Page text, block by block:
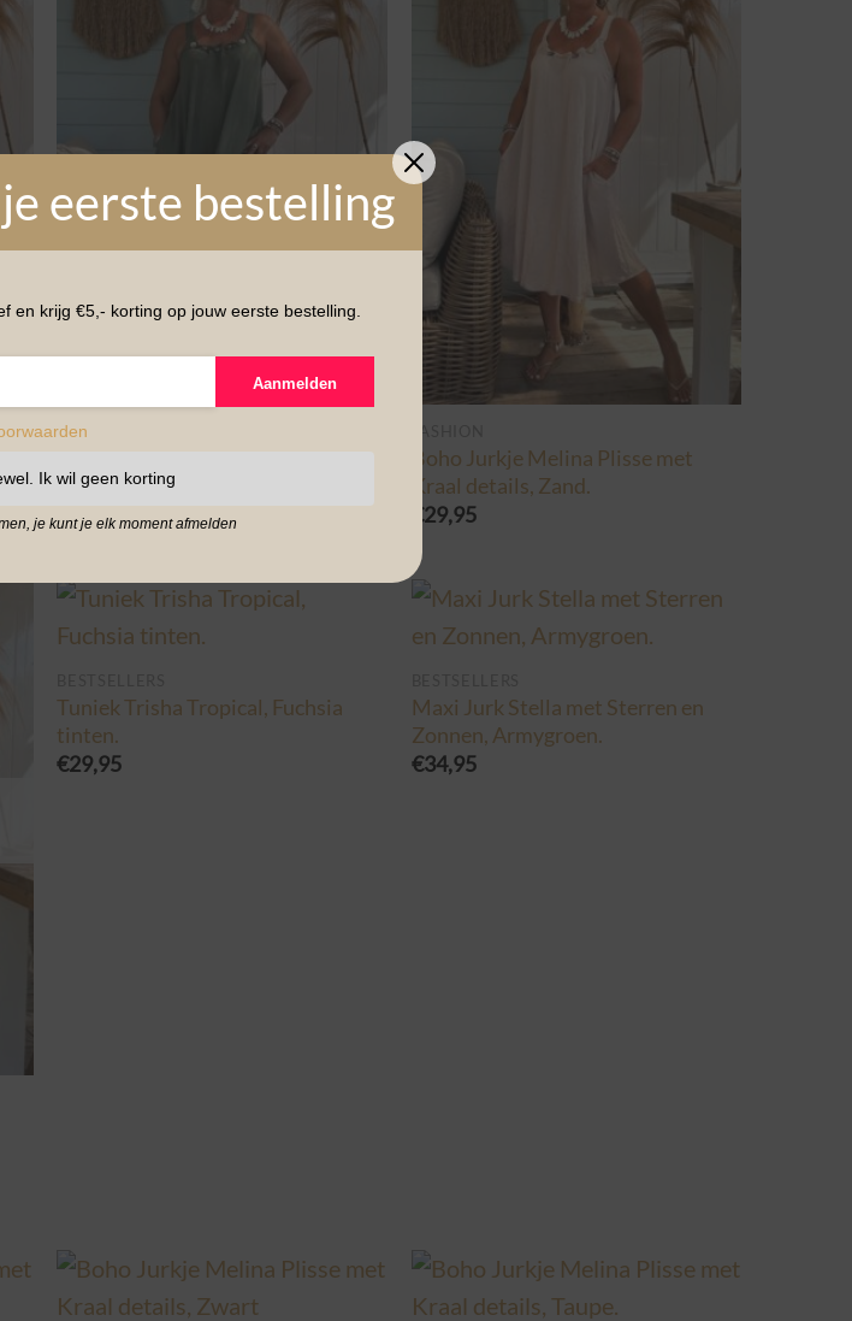
FASHION
Boho Jurkje Melina Plisse met
Kraal details, Army.
€29,95
Boho Jurkje Melina Plisse met
Kraal details, Zand.
€29,95
Tuniek Trisha Tropical, Fuchsia
tinten.
€29,95
Maxi Jurk Stella met Sterren en
Zonnen, Armygroen.
€34,95
eerste bestelling
en krijg €5,- korting op jouw eerste bestelling.
Aanmelden
Ik wil geen korting
je kunt je elk moment afmelden